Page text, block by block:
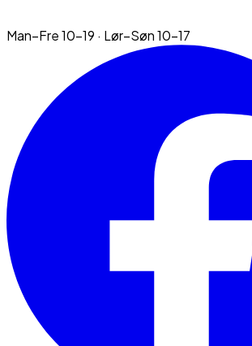
Man–Fre 10–19 · Lør–Søn 10–17